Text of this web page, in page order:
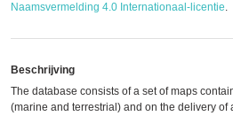
Naamsvermelding 4.0 Internationaal-licentie.
Beschrijving
The database consists of a set of maps
(marine and terrestrial) and on the delivery